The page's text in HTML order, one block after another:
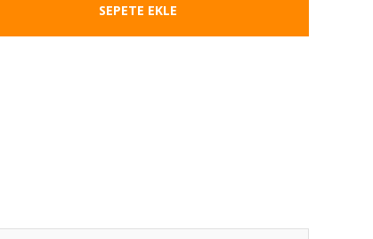
SEPETE EKLE